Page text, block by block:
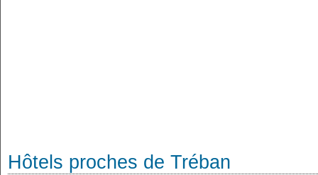
Hôtels proches de Tréban